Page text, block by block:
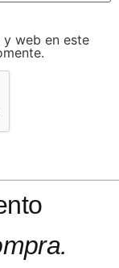
web en este